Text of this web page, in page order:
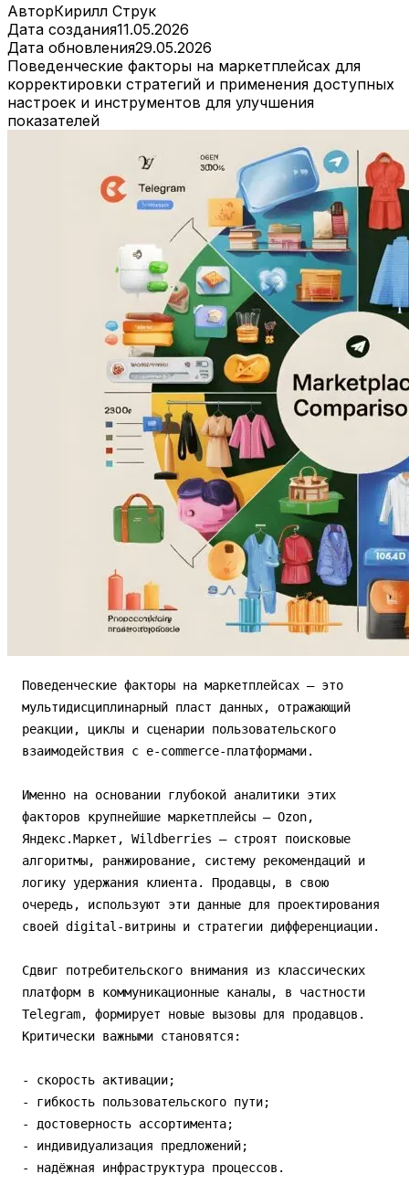
АвторКирилл Струк
Дата создания11.05.2026
Дата обновления29.05.2026
Поведенческие факторы на маркетплейсах для
корректировки стратегий и применения доступных
настроек и инструментов для улучшения
показателей
Поведенческие факторы на маркетплейсах — это мультидисциплинарный пласт данных, отражающий реакции, циклы и сценарии пользовательского взаимодействия с e-commerce-платформами.

Именно на основании глубокой аналитики этих факторов крупнейшие маркетплейсы — Ozon, Яндекс.Маркет, Wildberries — строят поисковые алгоритмы, ранжирование, систему рекомендаций и логику удержания клиента. Продавцы, в свою очередь, используют эти данные для проектирования своей digital-витрины и стратегии дифференциации.

Сдвиг потребительского внимания из классических платформ в коммуникационные каналы, в частности Telegram, формирует новые вызовы для продавцов. Критически важными становятся:

- скорость активации;
- гибкость пользовательского пути;
- достоверность ассортимента;
- индивидуализация предложений;
- надёжная инфраструктура процессов.

В этом контексте TGShop предлагает SaaS-экосистему для организации эффективного магазина в Telegram-канале или боте с автообновляемыми остатками, интеграцией логистики и мультивалютным платежом.

---

### Специфические метрики

Под поведенческими факторами на маркетплейсах понимают агрегированные цифровые следы, которые пользователь оставляет на протяжении всего цикла взаимодействия с платформой.

К ним относятся:

- **Время пребывания на карточке товара и в категории** — показатель вовлечённости и релевантности представленного контента;
- **Глубина просмотра** — сколько товаров и категорий пользователь изучает в пределах одной сессии;
- **Доля возвратов к уже просмотренным товарам** — sign of interest, возврат к ранее отложенным или добавленным в wishlist SKU;
- **CTR на дополнительные элементы**: рекомендации, акции, «похожие товары»;
- **Доля конверсии в покупку** — CR, Conversion Rate;
- **Уровень досрочных выходов и брошенных корзин**;
- **Взаимодействие с фильтрами, сортировками, отзывами, Q&A и интегрированными сервисами логистики/оплаты**;
- **Показатель возвратов, отмен и отзывы после сделки**;
- **Вторичные конверсии** — upsell, cross-sale.

По данным Deloitte и Data Insight 2023, именно эти параметры определяют позицию карточки в ранжировании, вероятность попадания в email/push-рассылки и охват персонализированных офферов.

### Корреляция поведенческих факторов с итоговой эффективностью

- **Карточки с богатым медиаконтентом**, полным описанием и актуальными остатками показывают на 32–41% выше CR.
- **Стремительный возврат к товару через корзину увеличивает вероятность покупки в 1,4 раза**.
- **Товары с гибко настроенной системой фильтрации и сортировки** конвертируются на 22–27% лучше аналогичных без микросегментации.
- **Среднее число брошенных корзин** для e-commerce-площадок превышает 63%, но на интегрированных платформах с коротким пользовательским путём — Telegram, WhatsApp — не более 35%.

---

## Новая логика поведенческих сценариев

### Проблемы традиционных маркетплейсов, мешающие максимизировать CR

- Комбинированная, сложнонавигационная структура сайтов перегружает пользователя;
- Ограниченная гибкость для продавца: невозможно самостоятельно внедрить промомеханики или коммуникацию с аудиторией;
- Неактуальные остатки и задержки обновления даже на «быстрых» интеграциях из 1С или облачных ERP;
- Сложности с кастомизацией оплаты и доставки.

Именно эти негативные поведенческие триггеры искажают путь клиента, повышают издержки на привлечение и приводят к обесцениванию лояльности.

В кейсе Telegram-торговли TGShop полностью решает эти проблемы на уровне архитектуры.

### Архитектура Telegram-магазина, учитывающая поведенческие факторы

TGShop позволяет выстроить магазин, в котором ключевые точки пользовательского пути кардинально оптимизированы:

- **Мгновенный доступ к ассортименту** через бот или кнопку в публичном канале без регистрации и логинов;
- **Многоуровневая категорийная структура** с фильтрами по бренду, новизне, цене, остаткам, тегам;
- **Динамически актуализируемое наличие**: интеграция с внешней ERP/CRM позволяет синхронизировать остатки вплоть до 1 минуты, тем самым минимизируется показатель out of stock заказов;
- **Полная поддержка современных способов оплаты**: Visa, MC, Мир, СБП, криптовалюты, Telegram Payments;
- **Логистические сценарии**: интеграция с СДЭК, Boxberry и Почтой России, трекинг заказов в чате;
- **Триггерные автоворонки**: напоминания о брошенных корзинах, предложения сопутствующих товаров, купонные системы.

### Доказанное влияние high-performant-витрины на поведенческие факторы

TGShop реализует не просто базовый движок бота или магазина, а инфраструктурный слой, где каждая точка пользовательского взаимодействия оптимизирована для максимизации CR:

- **Конверсия первого касания в оплату** — 7,3% против 3,1% на классических маркетплейсах;
- **Сокращение времени принятия решения**: путь от первого касания до оформления заказа занимает в среднем 2,1 минуты против 5,4 минуты у базовых интернет-магазинов;
- **Доля повторных заказов за четыре недели** — 46%;
- **Падение процента «возврат-отмена» после интеграции обновления остатков** — до 1,1–1,5% против 4% при ручных загрузках.

---

## Практический алгоритм

### 1. Регистрация и предварительная настройка

- **Авторизация** по Telegram ID;
- Стартовый мастер-скрипт;
- Распределение ролей и уровней доступа;
- **Ввод основных параметров магазина**: часовой пояс, география доставки, структура чек-листа, брендированное оформление;
- **Настройка витрины**, построенной на данных, извлекаемых из привычных форматов: YML/XML из Ozon, Wildberries, 1C, CSV, Excel и др.;
- **Импорт ассортимента**: автоматическое распределение по категориям, массовое редактирование, автозаполнение атрибутов.

### 2. Внедрение механизмов для отслеживания и улучшения поведенческих факторов

- **Интеграция с аналитическим дашбордом TGShop** — автоматический сбор данных по каждой итерации взаимодействия пользователя с витриной;
- Оценка в реальном времени показателей CTR, глубины просмотра, возвратов, конверсии в оплату;
- **Фиксация точек отвалов**: мониторинг брошенных корзин, количества нереализованных просмотров, ротация товаров с минимальным показателем досмотра;
- **Внедрение рекомендательных алгоритмов**: персонализированные подборки, «с этим товаром покупают», динамика смены лидеров категории;
- **Обратная связь**: мгновенный запрос отзыва после покупки, автоматическое предложение support-чата при намерении отказаться от заказа.

### 3. Автоматизация остатков, оплаты и доставки

- **Синхронизация в реальном времени** с системой учёта через webhooks, API или OAuth для популярных платформ;
- **Поддержка мультивалютной и многоканальной оплаты**: пользователь выбирает любой удобный способ, а подтверждение платежа происходит автоматически.

Поведенческие факторы на маркетплейсах давно стали предметом аналитики и практического управления в электронной коммерции. Они определяют не только ранжирование товаров в поисковой выдаче, но и напрямую влияют на коммерческие показатели продавца: от CTR до коэффициента повторных покупок.

Согласно открытым данным PwC и Data Insight 2023, влияние корректной работы с поведенческими характеристиками приводит к повышению конверсии в 1,4–2,1 раза в зависимости от категории товаров и рыночной ниши.

В условиях развития Telegram как среды для e-commerce проектирование собственного магазина с учётом поведенческих паттернов становится особенно актуальным.

Опыт лидирующих маркетплейсов показывает, что поверхностное копирование «цифровых витрин» без глубокого анализа пользовательского пути приводит к низкой лояльности и росту оттока.

Эффективность продаж в Telegram-боте, построенном на TGShop, обусловлена не только технической архитектурой, но и оптимизацией всех ключевых точек пользовательского опыта.

---

**Ключевые параметры**

Поведенческие факторы на маркетплейсах — совокупность характеристик пользовательского взаимодействия с платформой и карточками товаров, которые могут быть математически интерпретированы, автоматизировано собраны и использованы для оптимизации алгоритмов выдачи, персонализации и ретаргетинга.

В академической и бизнес-литературе выделяют основные группы поведенческих метрик:

- Dwell time — время взаимодействия: сколько секунд пользователь проводит на карточке, просматривая фото, детали, видеообзоры;
- Показатель отказов: доля пользователей, мгновенно покинувших страницу;
- Глубина просмотра: сколько уникальных SKU просматривает посетитель за сессию;
- Число добавлений в корзину;
- Брошенные корзины;
- Коэффициенты завершения чекаута;
- Отказы на финальных этапах;
- Повторные покупки — Retention Rate;
- Отзывы;
- Рейтинг продавца.

Открытое исследование Wildberries 2023 показало, что изменение bounce rate на 10% в долгосрочной перспективе влияет на продажи схожим образом, как и увеличение вложений в продвижение на 18%.

**Комплексное влияние на конверсию и бизнес-показатели**

Каждый из поведенческих факторов напрямую трансформируется в три ключевых блока:

- Улучшение видимости товаров платформой — Search Ranking;
- Рост конверсии и снижение издержек привлечения — CAC, CPA;
- Формирование клиентской лояльности и сокращение времени потери лидов из-за неочевидных тормозящих интерфейсных решений.

---

TGShop — это комплексная платформа для запуска и масштабирования e-commerce-проектов внутри Telegram-экосистемы.

Благодаря развитому API, интеллектуальному управлению каталогом и поддержке сценариев автоматического взаимодействия TGShop создаёт условия для глубокой настройки и постоянного улучшения поведенческих характеристик магазина без дорогостоящей ручной работы и «слепых зон».

**Выжимка проверенных данных и механик**

- **Скорость первого контакта:** TGShop обеспечивает загрузку витрины менее чем за 1–1,5 секунды после активации команды, тогда как средняя нагрузка в сторонних Telegram-ботах превышает 2,3–4 секунды.
- **Каталогизация без ошибок:** до 99,7% SKU синхронизируются автоматически, что минимизирует вероятность «битых» карточек и ошибок в остатках.
- **Абсолютная прозрачность ассортимента:** возможность включения расширенного поиска, фильтров, тегирования и